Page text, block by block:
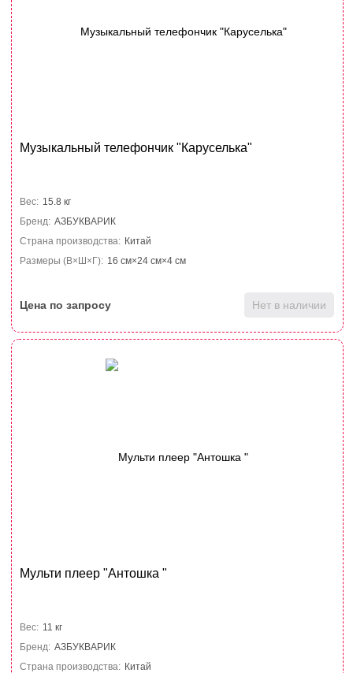
Музыкальный телефончик "Каруселька"
Вес: 15.8 кг
Бренд: АЗБУКВАРИК
Страна производства: Китай
Размеры (В×Ш×Г): 16 см×24 см×4 см
Цена по запросу Нет в наличии
Мульти плеер "Антошка "
Вес: 11 кг
Бренд: АЗБУКВАРИК
Страна производства: Китай